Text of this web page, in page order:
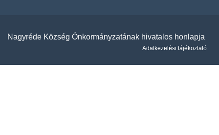
Nagyréde Község Önkormányzatának hivatalos honlapja
Adatkezelési tájékoztató